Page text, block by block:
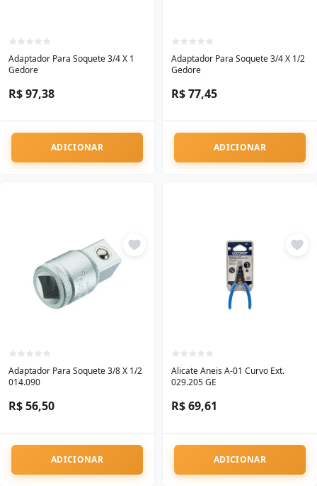
Adaptador Para Soquete 3/4 X 1
Gedore
R$ 97,38
ADICIONAR
Adaptador Para Soquete 3/4 X 1/2
Gedore
R$ 77,45
ADICIONAR
Adaptador Para Soquete 3/8 X 1/2
014.090
R$ 56,50
ADICIONAR
Alicate Aneis A-01 Curvo Ext.
029.205 GE
R$ 69,61
ADICIONAR